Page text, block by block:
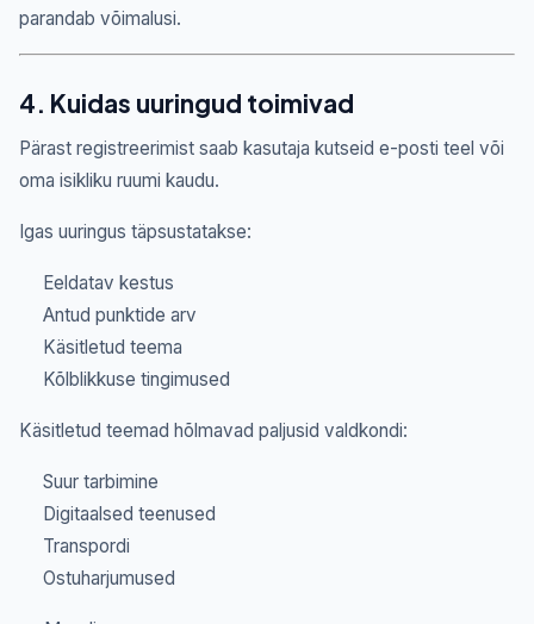
parandab võimalusi.
4. Kuidas uuringud toimivad
Pärast registreerimist saab kasutaja kutseid e-posti teel või
oma isikliku ruumi kaudu.
Igas uuringus täpsustatakse:
Eeldatav kestus
Antud punktide arv
Käsitletud teema
Kõlblikkuse tingimused
Käsitletud teemad hõlmavad paljusid valdkondi:
Suur tarbimine
Digitaalsed teenused
Transpordi
Ostuharjumused